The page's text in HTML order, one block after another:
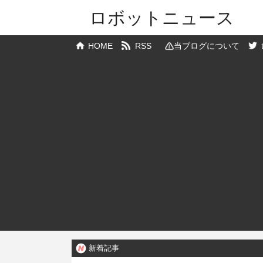
ロボットニュース
HOME RSS 当ブログについて
新着記事